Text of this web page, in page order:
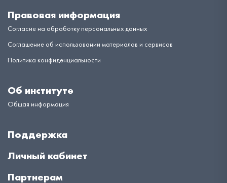
Правовая информация
Согласие на обработку персональных данных
Соглашение об использовании материалов и сервисов
Политика конфиденциальности
Об институте
Общая информация
Поддержка
Личный кабинет
Партнерам